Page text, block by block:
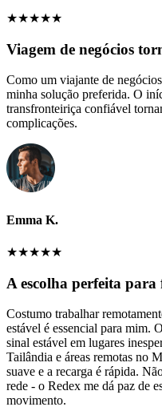
★★★★★
Viagem de negócios
Como um viajante de
minha solução preferida. O
transfronteiriça confiável
complicações.
Emma K.
★★★★★
A escolha perfeita para
Costumo trabalhar
estável é essencial para mim.
sinal estável em lugares
Tailândia e áreas remotas no
suave e a recarga é rápida.
rede - o Redex me dá paz de
movimento.